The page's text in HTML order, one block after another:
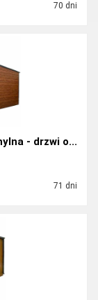
70 dni
- drzwi o...
71 dni